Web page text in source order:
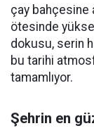
çay bahçesine
ötesinde
dokusu, serin
bu tarihi
tamamlıyor.
Şehrin en